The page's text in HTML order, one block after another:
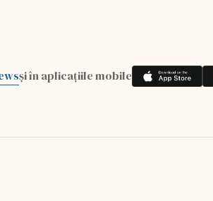
și în aplicațiile mobile